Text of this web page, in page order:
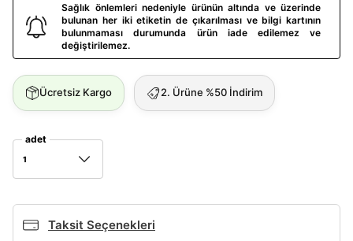
Sağlık önlemleri nedeniyle ürünün altında ve üzerinde
bulunan her iki etiketin de çıkarılması ve bilgi kartının
bulunmaması durumunda ürün iade edilemez ve
değiştirilemez.
Ücretsiz Kargo 2. Ürüne %50 İndirim
adet
1
Taksit Seçenekleri
Şifre
göster
Beni Hatırla Şifremi Unuttum
Ad*
Soyad*